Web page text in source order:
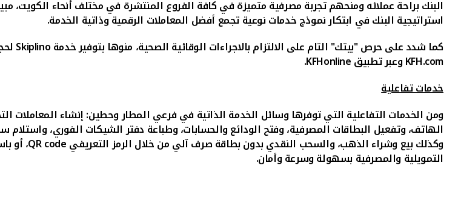
البنك براحة عملائه ومنحهم تجربة مصرفية متميزةفي كافة الفروع المنتشرة في مختلف أنحاء الكويت،
استراتيجية البنك في ابتكار نموذج خدمات نوعية تجمع أفضل المعاملات الرقمية وذاتية الخدمة.
كما شدد على حرص "بيتك" التام على الالتزام بالاجراءات الوقائية الصحية، منوها بتوفير خدمةSkiplino
KFH.comوعبر تطبيقKFHonline
.
خدمات تفاعلية
ومن الخدمات التفاعلية التي توفرها وسائل الخدمة الذاتية في فرعي المطار وحطين: إنشاء المعاملات
الهاتف، وتفعيل البطاقات المصرفية، وفتح الودائع والحسابات،و
وكذلك بيع وشراء الذهب، والسحب النقدي بدون بطاقة صرف آلي من خلال الرمز التعريفيQR code، أو
التمويلية والمصرفية بسهولة وسرعة وأمان.